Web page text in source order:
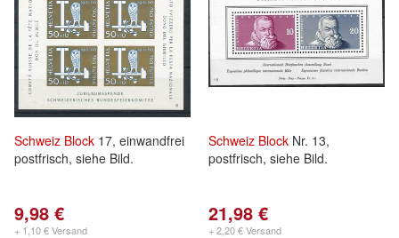
Schweiz Block 17, einwandfrei
postfrisch, siehe Bild.
9,98 €
+ 1,10 € Versand
Schweiz Block Nr. 13,
postfrisch, siehe Bild.
21,98 €
+ 2,20 € Versand